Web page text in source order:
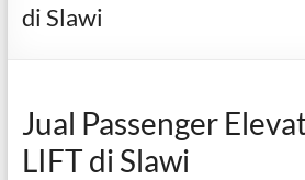
LIFT
di Slawi
Jual Passenger
LIFT di Slawi